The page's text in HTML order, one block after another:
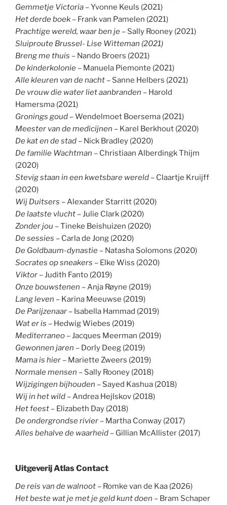
Gemmetje Victoria – Yvonne Keuls (2021)
Het derde boek – Frank van Pamelen (2021)
Prachtige wereld, waar ben je – Sally Rooney (2021)
Sluiproute Brussel- Lise Witteman (2021)
Breng me thuis – Nando Broers (2021)
De kinderkolonie – Manuela Piemonte (2021)
Alle kleuren van de nacht – Sanne Helbers (2021)
De vrouw die water liet aanbranden – Harold
Hamersma (2021)
Gronings goud – Wendelmoet Boersema (2021)
Meester van de medicijnen – Karel Berkhout (2020)
De kat en de stad – Nick Bradley (2020)
De familie Wachtman – Christiaan Alberdingk Thijm
(2020)
Stevig staan in een kwetsbare wereld – Claartje Kruijff
(2020)
Wij Duitsers – Alexander Starritt (2020)
De laatste vlucht – Julie Clark (2020)
Zonder jou – Tineke Beishuizen (2020)
De sessies – Carla de Jong (2020)
De Goldbaum-dynastie – Natasha Solomons (2020)
Socrates op sneakers – Elke Wiss (2020)
Viktor – Judith Fanto (2019)
Onze bouwstenen – Anja Røyne (2019)
Lang leven – Karina Meeuwse (2019)
De Parijzenaar – Isabella Hammad (2019)
Wat er is – Hedwig Wiebes (2019)
Mediterraneo – Jacques Meerman (2019)
Gewonnen jaren – Dorly Deeg (2019)
Mama is hier – Mariette Zweers (2019)
Normale mensen – Sally Rooney (2018)
Wijzigingen bijhouden – Sayed Kashua (2018)
Wij in het wild – Andrea Hejlskov (2018)
Het feest – Elizabeth Day (2018)
De ondergrondse rivier – Martha Conway (2017)
Alles behalve de waarheid – Gillian McAllister (2017)
Uitgeverij Atlas Contact
De reis van de walnoot – Romke van de Kaa (2026)
Het beste wat je met je geld kunt doen – Bram Schaper